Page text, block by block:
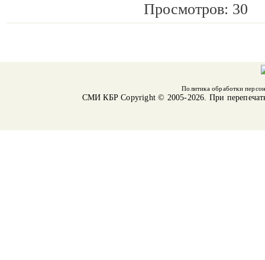
Просмотров: 30
Политика обработки
СМИ КБРCopyright © 2005-2026. При